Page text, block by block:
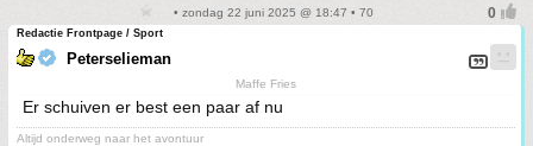
• zondag 22 juni 2025 @ 18:47 • 70
Redactie Frontpage / Sport
Peterselieman
Maffe Fries
Er schuiven er best een paar af nu
Altijd onderweg naar het avontuur